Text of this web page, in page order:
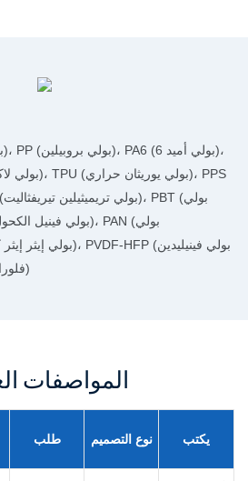
فلورايد-كو-هيكسا فلورو بروبيلين)
المواصفات
طلب نوع التصميم يكتب